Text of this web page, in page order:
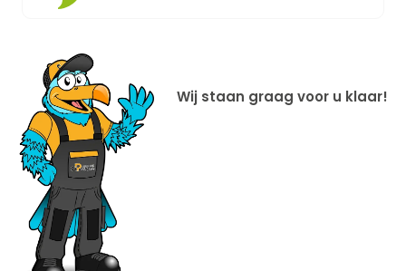
Wij staan graag voor u klaar!